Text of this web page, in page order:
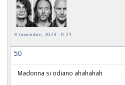
3 novembre, 2023 - 0:21
50
Madonna si odiano ahahahah